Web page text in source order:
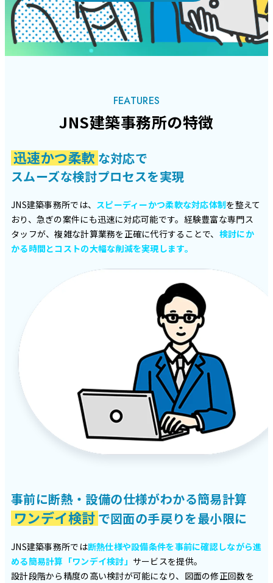
FEATURES
JNS建築事務所の特徴
迅速かつ柔軟 な対応で
スムーズな検討プロセスを実現
JNS建築事務所では、 スピーディーかつ柔軟な対応体制を整えて
おり、急ぎの案件にも迅速に対応可能です。経験豊富な専門ス
タッフが、複雑な計算業務を正確に代行することで、 検討にか
かる時間とコストの大幅な削減を実現します。
事前に断熱・設備の仕様がわかる簡易計算
ワンデイ検討 で図面の手戻りを最小限に
JNS建築事務所では断熱仕様や設備条件を事前に確認しながら進
める簡易計算「ワンデイ検討」 サービスを提供。
設計段階から精度の高い検討が可能になり、図面の修正回数を